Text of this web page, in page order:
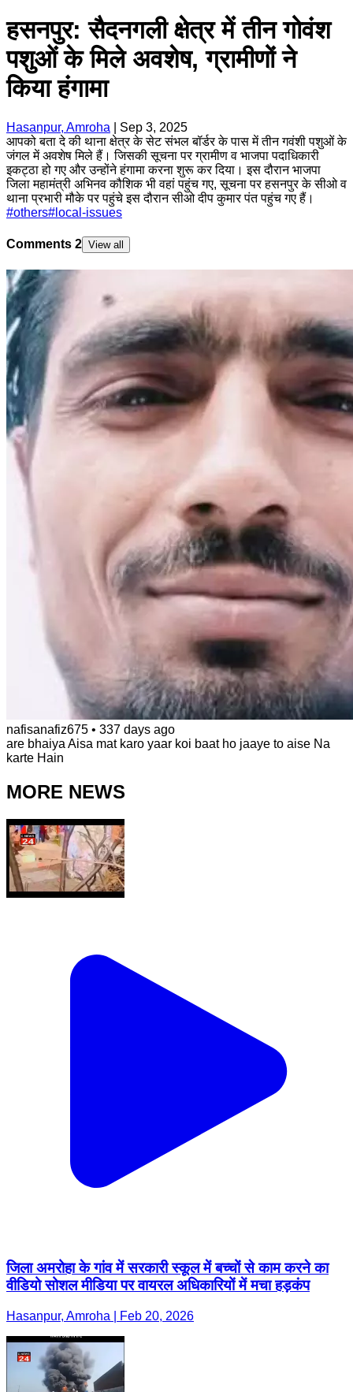
हसनपुर: सैदनगली क्षेत्र में तीन गोवंश
पशुओं के मिले अवशेष, ग्रामीणों ने
किया हंगामा
Hasanpur, Amroha
Sep 3, 2025
आपको बता दे की थाना क्षेत्र के सेट संभल बॉर्डर के पास में तीन गवंशी पशुओं के
जंगल में अवशेष मिले हैं। जिसकी सूचना पर ग्रामीण व भाजपा पदाधिकारी
इकट्ठा हो गए और उन्होंने हंगामा करना शुरू कर दिया। इस दौरान भाजपा
जिला महामंत्री अभिनव कौशिक भी वहां पहुंच गए, सूचना पर हसनपुर के सीओ व
थाना प्रभारी मौके पर पहुंचे इस दौरान सीओ दीप कुमार पंत पहुंच गए हैं।
#others# local-issues
Comments 2 View all
nafisanafiz675 • 337 days ago
are bhaiya Aisa mat karo yaar koi baat ho jaaye to aise Na
karte Hain
MORE NEWS
जिला अमरोहा के गांव में सरकारी स्कूल में बच्चों से काम करने का
वीडियो सोशल मीडिया पर वायरल अधिकारियों में मचा हड़कंप
Hasanpur, Amroha | Feb 20, 2026